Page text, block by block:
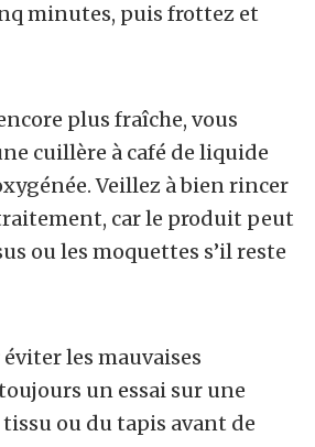
minutes, puis frottez et
plus fraîche, vous
cuillère à café de liquide
Veillez à bien rincer
car le produit peut
ou les moquettes s’il reste
les mauvaises
un essai sur une
ou du tapis avant de